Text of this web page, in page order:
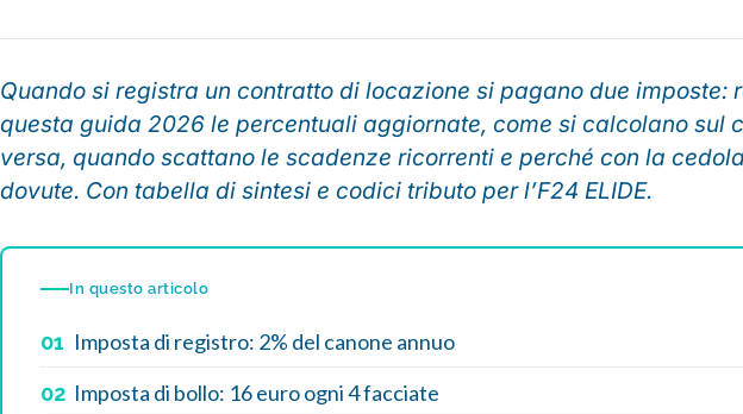
Quando si registra un contratto di locazione si pagano due imposte:
questa guida 2026 le percentuali aggiornate, come si calcolano sul
versa, quando scattano le scadenze ricorrenti e perché con la
dovute. Con tabella di sintesi e codici tributo per l’F24 ELIDE.
In questo articolo
01 Imposta di registro: 2% del canone annuo
02 Imposta di bollo: 16 euro ogni 4 facciate